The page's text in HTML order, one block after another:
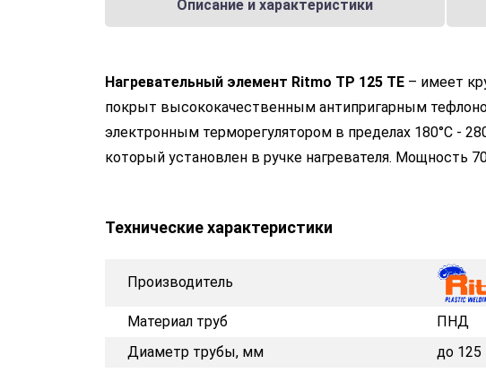
Описание и характеристики
Нагревательный элемент Ritmo ТР 125 TE – имеет
покрыт высококачественным антипригарным
электронным терморегулятором в пределах 180°С -
который установлен в ручке нагревателя. Мощность
Технические характеристики
Производитель
Материал труб
ПНД
Диаметр трубы, мм
до 125